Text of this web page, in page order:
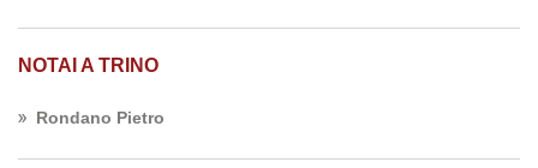
NOTAI A TRINO
Rondano Pietro